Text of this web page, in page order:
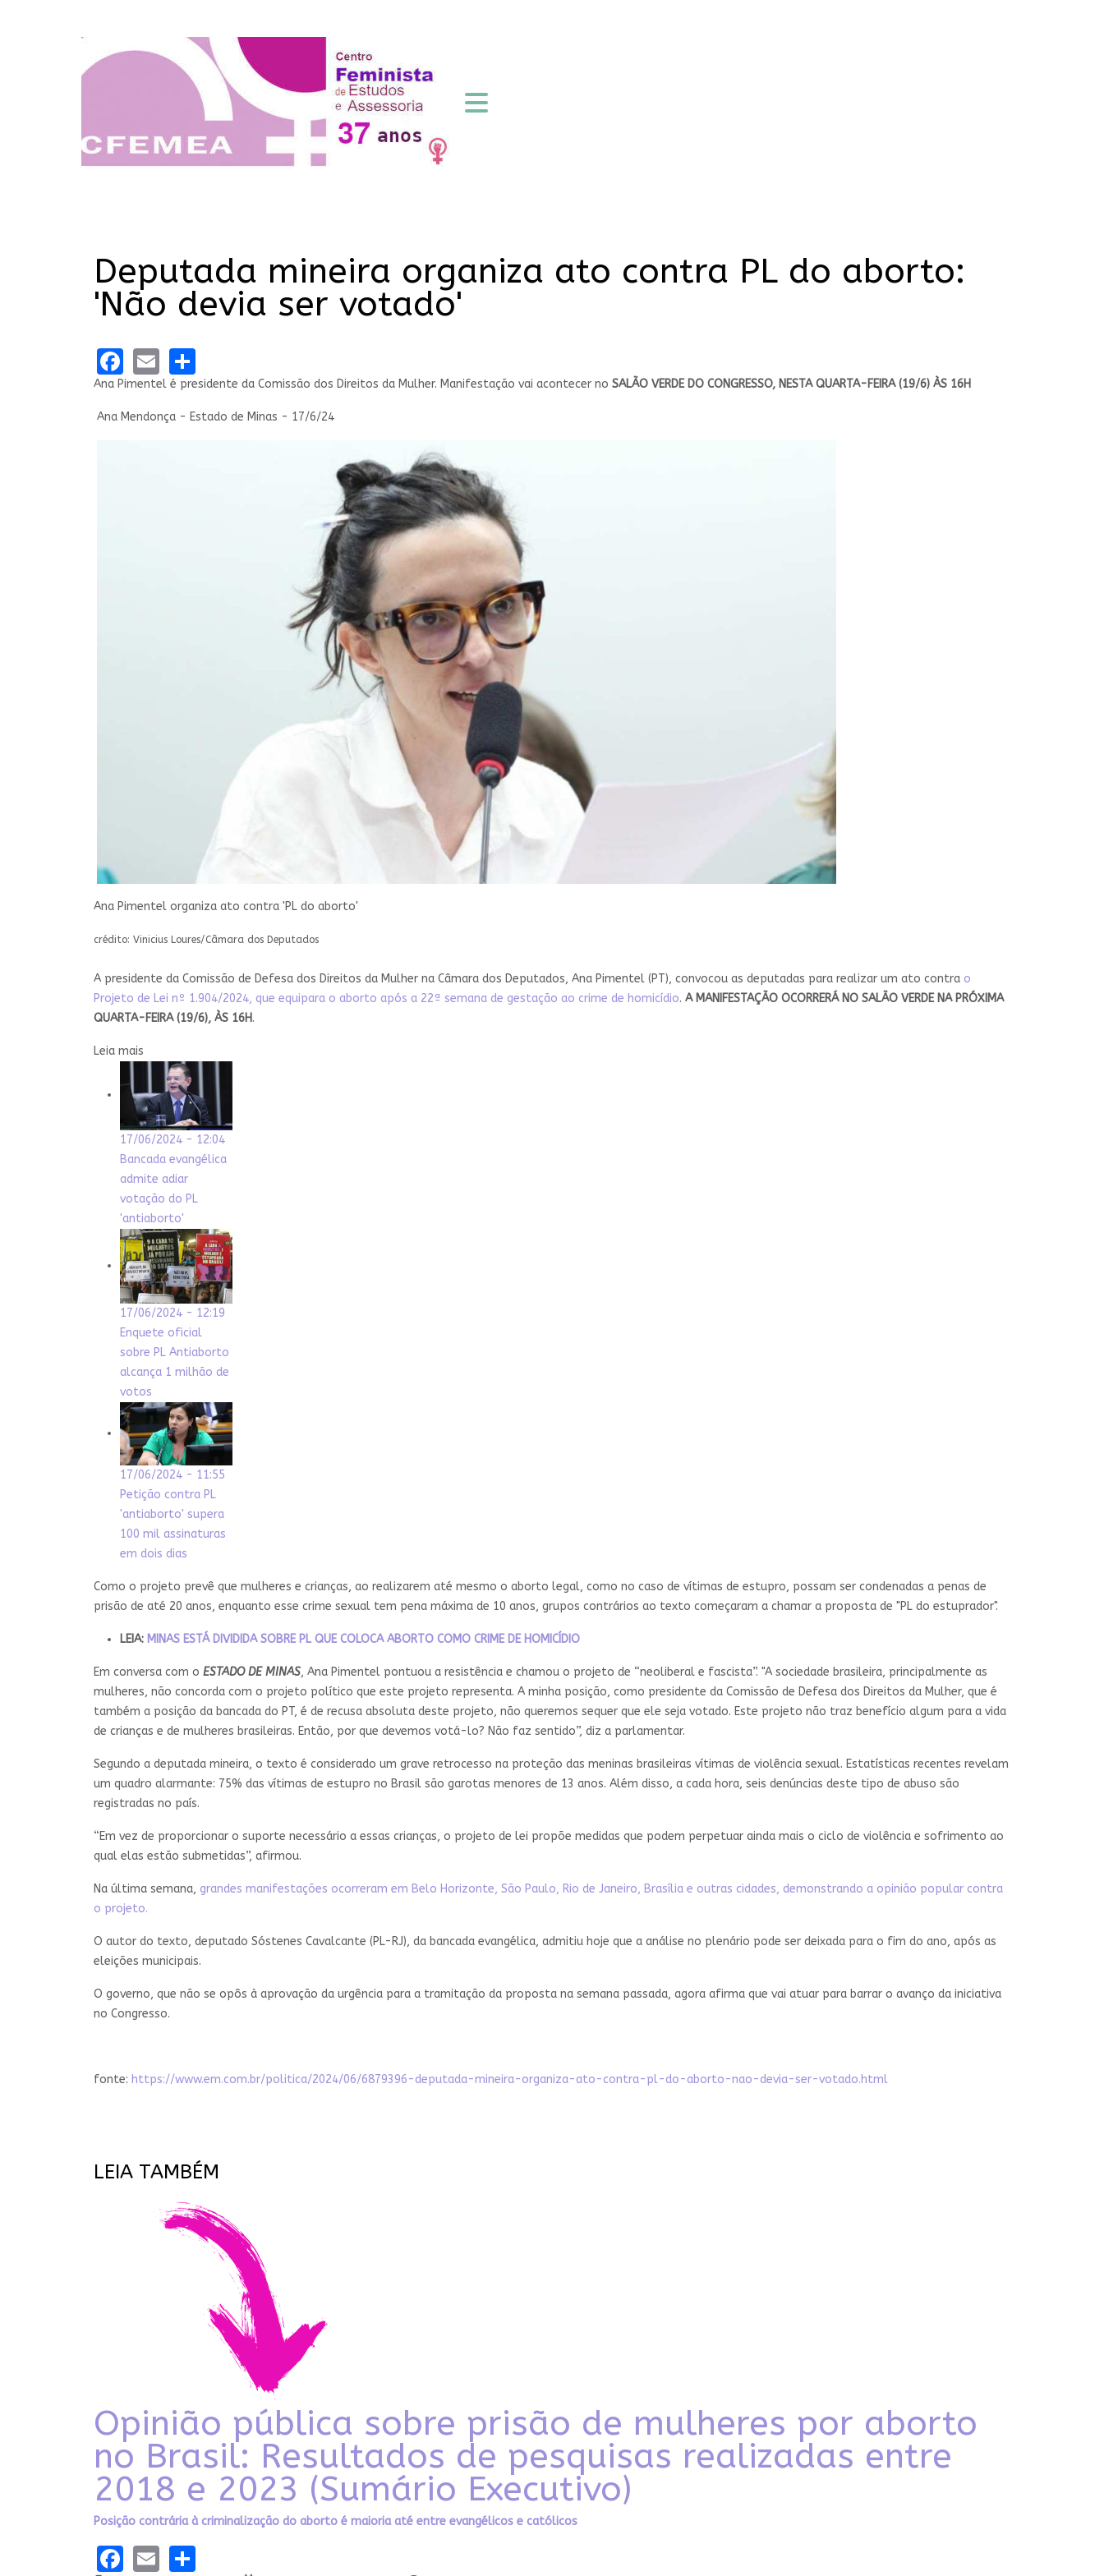
Deputada mineira organiza ato contra PL do aborto:
'Não devia ser votado'
Facebook
Email
Ana Pimentel é presidente da Comissão dos Direitos da Mulher. Manifestação vai acontecer no SALÃO VERDE DO CONGRESSO, NESTA QUARTA-FEIRA (19/6) ÀS 16H
Ana Mendonça - Estado de Minas - 17/6/24
Ana Pimentel organiza ato contra 'PL do aborto'
crédito: Vinicius Loures/Câmara dos Deputados
A presidente da Comissão de Defesa dos Direitos da Mulher na Câmara dos Deputados, Ana Pimentel (PT), convocou as deputadas para realizar um ato contra o
Projeto de Lei nº 1.904/2024, que equipara o aborto após a 22ª semana de gestação ao crime de homicídio. A MANIFESTAÇÃO OCORRERÁ NO SALÃO VERDE NA PRÓXIMA
QUARTA-FEIRA (19/6), ÀS 16H.
Leia mais
17/06/2024 - 12:04
Bancada evangélica
admite adiar
votação do PL
'antiaborto'
17/06/2024 - 12:19
Enquete oficial
sobre PL Antiaborto
alcança 1 milhão de
votos
17/06/2024 - 11:55
Petição contra PL
'antiaborto' supera
100 mil assinaturas
em dois dias
Como o projeto prevê que mulheres e crianças, ao realizarem até mesmo o aborto legal, como no caso de vítimas de estupro, possam ser condenadas a penas de
prisão de até 20 anos, enquanto esse crime sexual tem pena máxima de 10 anos, grupos contrários ao texto começaram a chamar a proposta de "PL do estuprador".
LEIA: MINAS ESTÁ DIVIDIDA SOBRE PL QUE COLOCA ABORTO COMO CRIME DE HOMICÍDIO
Em conversa com o ESTADO DE MINAS, Ana Pimentel pontuou a resistência e chamou o projeto de “neoliberal e fascista”. "A sociedade brasileira, principalmente as
mulheres, não concorda com o projeto político que este projeto representa. A minha posição, como presidente da Comissão de Defesa dos Direitos da Mulher, que é
também a posição da bancada do PT, é de recusa absoluta deste projeto, não queremos sequer que ele seja votado. Este projeto não traz benefício algum para a vida
de crianças e de mulheres brasileiras. Então, por que devemos votá-lo? Não faz sentido”, diz a parlamentar.
Segundo a deputada mineira, o texto é considerado um grave retrocesso na proteção das meninas brasileiras vítimas de violência sexual. Estatísticas recentes revelam
um quadro alarmante: 75% das vítimas de estupro no Brasil são garotas menores de 13 anos. Além disso, a cada hora, seis denúncias deste tipo de abuso são
registradas no país.
“Em vez de proporcionar o suporte necessário a essas crianças, o projeto de lei propõe medidas que podem perpetuar ainda mais o ciclo de violência e sofrimento ao
qual elas estão submetidas”, afirmou.
Na última semana, grandes manifestações ocorreram em Belo Horizonte, São Paulo, Rio de Janeiro, Brasília e outras cidades, demonstrando a opinião popular contra
o projeto.
O autor do texto, deputado Sóstenes Cavalcante (PL-RJ), da bancada evangélica, admitiu hoje que a análise no plenário pode ser deixada para o fim do ano, após as
eleições municipais.
O governo, que não se opôs à aprovação da urgência para a tramitação da proposta na semana passada, agora afirma que vai atuar para barrar o avanço da iniciativa
no Congresso.
fonte: https://www.em.com.br/politica/2024/06/6879396-deputada-mineira-organiza-ato-contra-pl-do-aborto-nao-devia-ser-votado.html
LEIA TAMBÉM
Opinião pública sobre prisão de mulheres por aborto
no Brasil: Resultados de pesquisas realizadas entre
2018 e 2023 (Sumário Executivo)
Posição contrária à criminalização do aborto é maioria até entre evangélicos e católicos
Facebook
Email